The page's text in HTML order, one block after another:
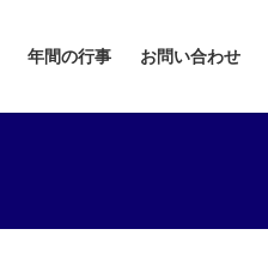
年間の行事 お問い合わせ